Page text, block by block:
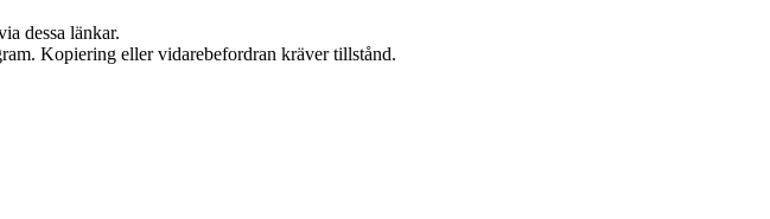
dessa länkar.
Kopiering eller vidarebefordran kräver tillstånd.